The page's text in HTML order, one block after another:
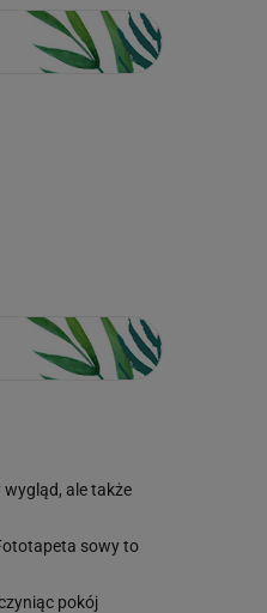
ale także
sowy to
pokój